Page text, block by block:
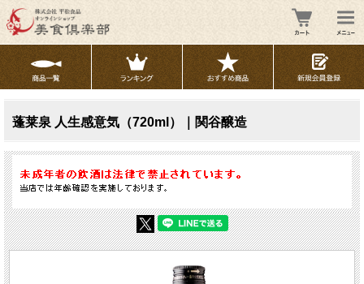
蓬莱泉 人生感意気（720ml）｜関谷醸造